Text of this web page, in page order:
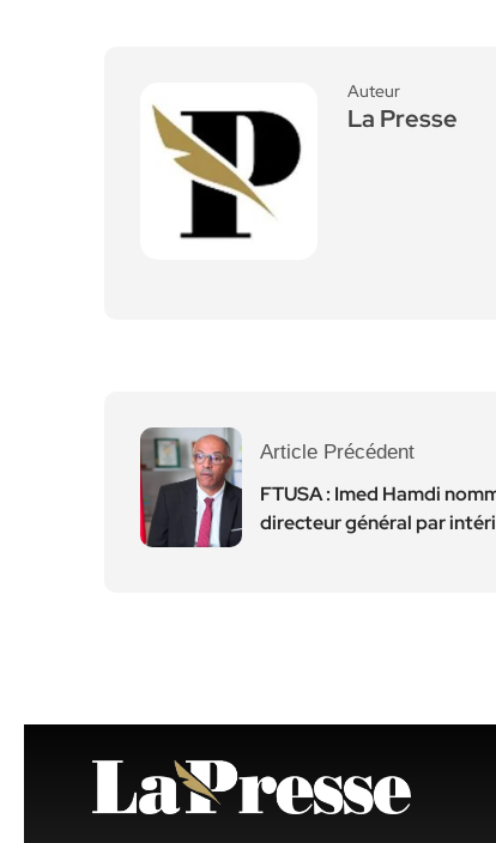
Auteur
La Presse
Article Précédent
FTUSA : Imed Hamdi
directeur général par